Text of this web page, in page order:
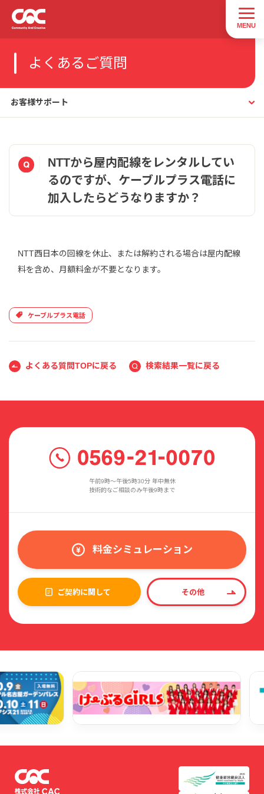
よくあるご質問
お客様サポート
NTTから屋内配線をレンタルしてい
るのですが、ケーブルプラス電話に
加入したらどうなりますか？
NTT西日本の回線を休止、または解約される場合は屋内配線
料を含め、月額料金が不要となります。
ケーブルプラス電話
よくある質問TOPに戻る 検索結果一覧に戻る
午前9時〜午後5時30分 年中無休
技術的なご相談のみ午後9時まで
料金シミュレーション
ご契約に関して その他